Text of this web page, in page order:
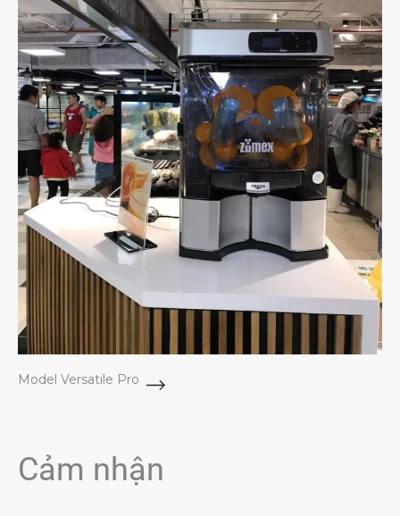
Model Versatile Pro
Cảm nhận